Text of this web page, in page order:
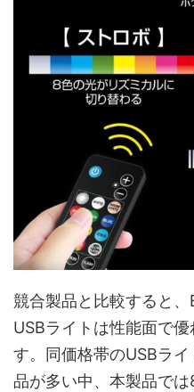
競合製品と比較すると
USBライトは性能面で
す。同価格帯のUSBラ
品が多い中、本製品で